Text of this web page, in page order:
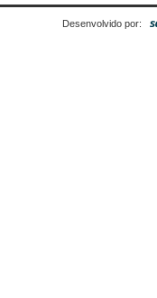
Desenvolvido por: